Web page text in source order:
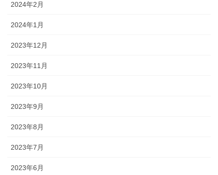
2024年2月
2024年1月
2023年12月
2023年11月
2023年10月
2023年9月
2023年8月
2023年7月
2023年6月